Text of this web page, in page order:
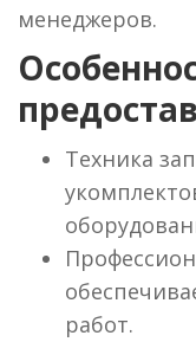
менеджеров.
Техника
работ.